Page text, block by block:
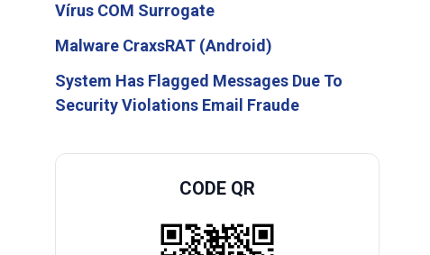
Vírus COM Surrogate
Malware CraxsRAT (Android)
System Has Flagged Messages Due To
Security Violations Email Fraude
CODE QR